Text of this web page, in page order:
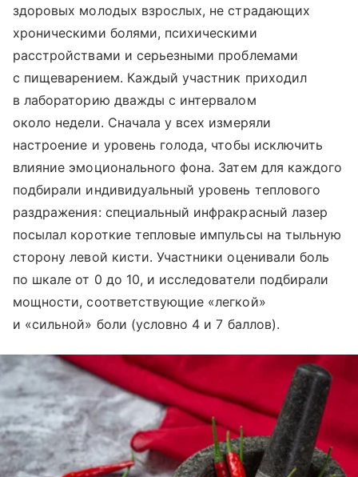
здоровых молодых взрослых, не страдающих
хроническими болями, психическими
расстройствами и серьезными проблемами
с пищеварением. Каждый участник приходил
в лабораторию дважды с интервалом
около недели. Сначала у всех измеряли
настроение и уровень голода, чтобы исключить
влияние эмоционального фона. Затем для каждого
подбирали индивидуальный уровень теплового
раздражения: специальный инфракрасный лазер
посылал короткие тепловые импульсы на тыльную
сторону левой кисти. Участники оценивали боль
по шкале от 0 до 10, и исследователи подбирали
мощности, соответствующие «легкой»
и «сильной» боли (условно 4 и 7 баллов).